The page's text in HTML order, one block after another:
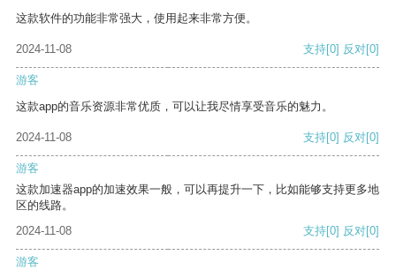
这款软件的功能非常强大，使用起来非常方便。
2024-11-08 支持[0] 反对[0]
游客
这款app的音乐资源非常优质，可以让我尽情享受音乐的魅力。
2024-11-08 支持[0] 反对[0]
游客
这款加速器app的加速效果一般，可以再提升一下，比如能够支持更多地
区的线路。
2024-11-08
支持[0] 反对[0]
游客